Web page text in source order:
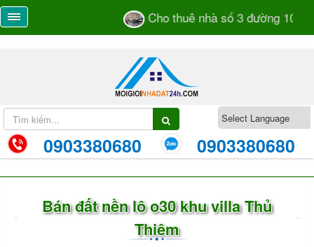
Cho thuê nhà số 3 đường 105
0903380680 0903380680
Bán đất nền lô o30 khu villa Thủ
Thiêm